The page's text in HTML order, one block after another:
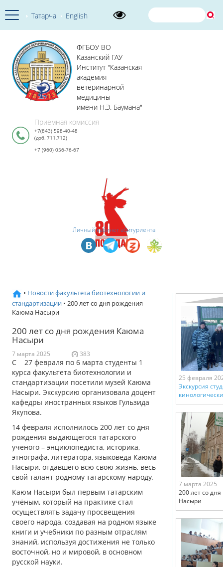
Татарча English
ФГБОУ ВО
Казанский ГАУ
Институт "Казанская
академия
ветеринарной
медицины
имени Н.Э. Баумана"
Приемная комиссия
+7(843) 598-40-48
(доб. 711,712)
+7 (960) 056-76-67
Личный кабинет абитуриента
• Новости факультета биотехнологии и
стандартизации • 200 лет со дня рождения
Каюма Насыри
200 лет со дня рождения Каюма
Насыри
7 марта 2025 383
С 27 февраля по 6 марта студенты 1
курса факультета биотехнологии и
стандартизации посетили музей Каюма
Насыри. Экскурсию организовала доцент
кафедры иностранных языков Гульзида
Якупова.
14 февраля исполнилось 200 лет со дня
рождения выдающегося татарского
ученого – энциклопедиста, историка,
этнографа, литератора, языковеда Каюма
Насыри, отдавшего всю свою жизнь, весь
свой талант родному татарскому народу.
Каюм Насыри был первым татарским
учёным, который на практике стал
осуществлять задачу просвещения
своего народа, создавая на родном языке
книги и учебники по разным отраслям
знаний, используя достижения не только
восточной, но и мировой, в основном
русской науки.
25 февраля
Экскурсия
7 марта 2025
200 лет со
Насыри